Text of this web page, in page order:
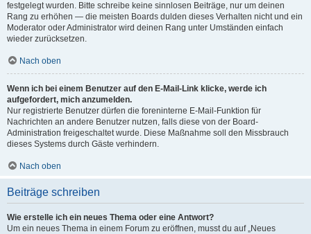
festgelegt wurden. Bitte schreibe keine sinnlosen Beiträge, nur um deinen
Rang zu erhöhen — die meisten Boards dulden dieses Verhalten nicht und ein
Moderator oder Administrator wird deinen Rang unter Umständen einfach
wieder zurücksetzen.
Nach oben
Wenn ich bei einem Benutzer auf den E-Mail-Link klicke, werde ich
aufgefordert, mich anzumelden.
Nur registrierte Benutzer dürfen die foreninterne E-Mail-Funktion für
Nachrichten an andere Benutzer nutzen, falls diese von der Board-
Administration freigeschaltet wurde. Diese Maßnahme soll den Missbrauch
dieses Systems durch Gäste verhindern.
Nach oben
Beiträge schreiben
Wie erstelle ich ein neues Thema oder eine Antwort?
Um ein neues Thema in einem Forum zu eröffnen, musst du auf „Neues